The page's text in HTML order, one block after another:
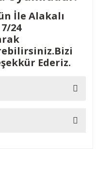
İle Alakalı
24
Ederiz.
yapın!